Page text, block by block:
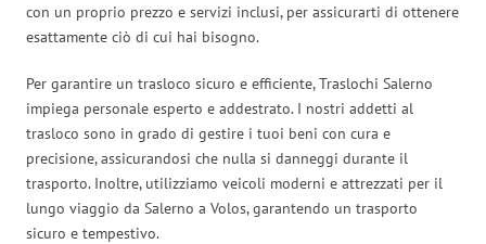
con un proprio prezzo e servizi inclusi, per assicurarti di ottenere
esattamente ciò di cui hai bisogno.
Per garantire un trasloco sicuro e efficiente, Traslochi Salerno
impiega personale esperto e addestrato. I nostri addetti al
trasloco sono in grado di gestire i tuoi beni con cura e
precisione, assicurandosi che nulla si danneggi durante il
trasporto. Inoltre, utilizziamo veicoli moderni e attrezzati per il
lungo viaggio da Salerno a Volos, garantendo un trasporto
sicuro e tempestivo.